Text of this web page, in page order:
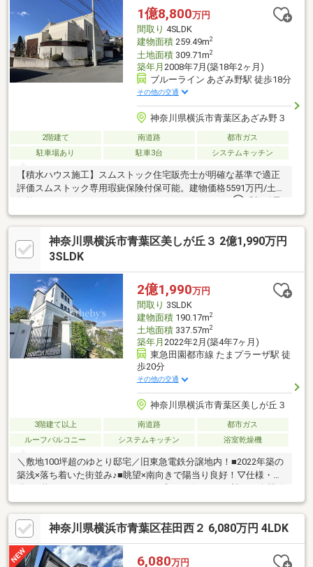
1億8,800万円
間取り 4SLDK
建物面積259.49m2
土地面積309.71m2
築年月 2008年7月(築18年2ヶ月)
ブルーライン あざみ野駅 徒歩18分
その他の交通
神奈川県横浜市青葉区あざみ野３
2階建て 南道路
都市ガス
駐車場あり
駐車3台 システムキッチン
【積水ハウス施工】スムストック住宅販売士が明確な基準で適正
評価スムストック専用瑕疵保険付保可能。建物価格5591万円/土地
基準」レベルの耐震性を保持しています。②新築時～現在に至る
までの住宅履歴(点検・補修)を管理・蓄積しています。③50年以
上のメンテナンスプログラムに対応。住宅購入後もそのまま引き
継ぐことが可能です。物件の詳細情報は、イベント情報欄でもご
39.4帖！●ビルトインガレージ・地下車庫付き！3台分駐車可能(車
種による)。
神奈川県横浜市青葉区美しが丘３ 2億1,990万円
3SLDK
2億1,990万円
間取り 3SLDK
建物面積190.17m2
土地面積337.57m2
築年月 2022年2月(築4年7ヶ月)
東急田園都市線 たまプラーザ駅 徒
歩20分
その他の交通
神奈川県横浜市青葉区美しが丘３
3階建て以上 南道路
都市ガス
ルーフバルコニー
システムキッチン 浴室乾燥機
＼敷地100坪超のゆとり邸宅／旧東急電鉄分譲地内！■2022年築の
築浅×落ち着いた街並み♪■眺望×南向きで陽当り良好！▽仕様・設
可能なワイドオープンテラス♪・別途リフォームでドア設置可！・
長期優良住宅・地盤改良工事済【2025年11月リフォーム完了】・
クロス張替・床張替(2階洋室)・キッチンコンロ新規交換・浴室ブ
ラインド設置・植栽工事・防草シート他─── リストはお住まい探
しのお悩み、ご不安をサポート。・物件の詳細は【0120-880-257
神奈川県横浜市青葉区荏田西２ 6,080万円 4LDK
6,080万円